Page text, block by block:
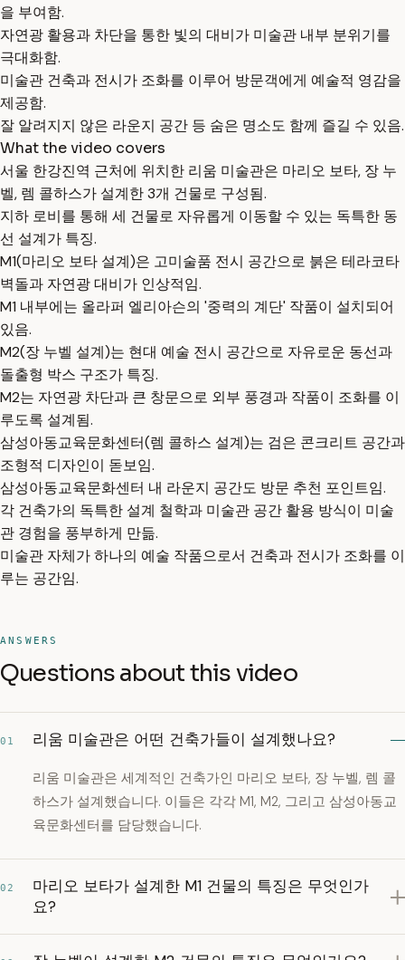
을 부여함.
자연광 활용과 차단을 통한 빛의 대비가 미술관 내부 분위기를
극대화함.
미술관 건축과 전시가 조화를 이루어 방문객에게 예술적 영감을
제공함.
잘 알려지지 않은 라운지 공간 등 숨은 명소도 함께 즐길 수 있음.
What the video covers
서울 한강진역 근처에 위치한 리움 미술관은 마리오 보타, 장 누
벨, 렘 콜하스가 설계한 3개 건물로 구성됨.
지하 로비를 통해 세 건물로 자유롭게 이동할 수 있는 독특한 동
선 설계가 특징.
M1(마리오 보타 설계)은 고미술품 전시 공간으로 붉은 테라코타
벽돌과 자연광 대비가 인상적임.
M1 내부에는 올라퍼 엘리아슨의 '중력의 계단' 작품이 설치되어
있음.
M2(장 누벨 설계)는 현대 예술 전시 공간으로 자유로운 동선과
돌출형 박스 구조가 특징.
M2는 자연광 차단과 큰 창문으로 외부 풍경과 작품이 조화를 이
루도록 설계됨.
삼성아동교육문화센터(렘 콜하스 설계)는 검은 콘크리트 공간과
조형적 디자인이 돋보임.
삼성아동교육문화센터 내 라운지 공간도 방문 추천 포인트임.
각 건축가의 독특한 설계 철학과 미술관 공간 활용 방식이 미술
관 경험을 풍부하게 만듦.
미술관 자체가 하나의 예술 작품으로서 건축과 전시가 조화를 이
루는 공간임.
ANSWERS
Questions about this video
01 리움 미술관은 어떤 건축가들이 설계했나요?
리움 미술관은 세계적인 건축가인 마리오 보타, 장 누벨, 렘 콜
하스가 설계했습니다. 이들은 각각 M1, M2, 그리고 삼성아동교
육문화센터를 담당했습니다.
02
마리오 보타가 설계한 M1 건물의 특징은 무엇인가
요?